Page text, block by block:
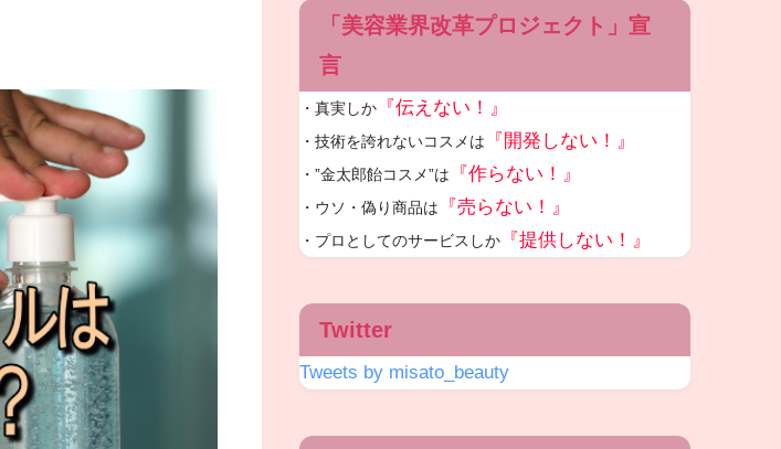
「美容業界改革プロジェクト」宣
言
・真実しか 『伝えない！』
・技術を誇れないコスメは 『開発しない！』
・”金太郎飴コスメ”は 『作らない！』
・ウソ・偽り商品は 『売らない！』
・プロとしてのサービスしか 『提供しない！』
Twitter
Tweets by misato_beauty